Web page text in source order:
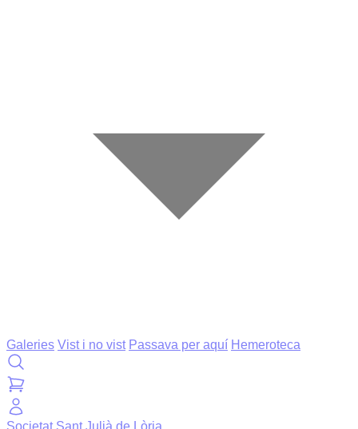
Galeries Vist i no vist Passava per aquí Hemeroteca
Societat Sant Julià de Lòria